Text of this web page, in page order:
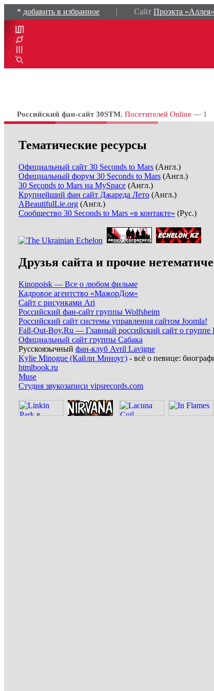
* добавить в избранное | Сайт Проэкта «Аллея»
Российский фан-сайт 30STM. Посетителей Online — 1
Тематические ресурсы
Официальный сайт 30 Seconds to Mars (Англ.)
Официальный форум 30 Seconds to Mars (Англ.)
30 Seconds to Mars на MySpace (Англ.)
Крупнейший фан сайт Джареда Лето (Англ.)
ABeautifulLie.org (Англ.)
Cообщество 30 Seconds to Mars «в контакте» (Рус.)
Друзья сайта и прочие
Kinopoisk — Все о любом фильме
Кадровое агентство «МажорДом»
Сайт с рисунками Ari
Российский фан-сайт группы Wolfsheim
Российский сайт системы управления сайтом Joomla!
Fall-Out-Boy.Ru — Главный российский сайт о группе
Официальный сайт группы Сабака
Русскоязычный фан-клуб Avril Lavigne
Kylie Minogue (Кайли Миноуг) - всё о певице:
htmlbook.ru
Muse
Студия звукозаписи vipsrecords.com